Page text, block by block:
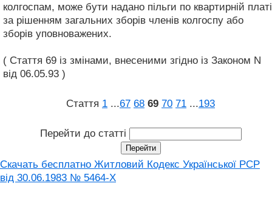
колгоспам, може бути надано пільги по квартирній платі
за рішенням загальних зборів членів колгоспу або
зборів уповноважених.
( Стаття 69 із змінами, внесеними згідно із Законом N
від 06.05.93 )
Стаття 1 ...67 68 69 70 71 ...193
Перейти до статті
Скачать бесплатно Житловий Кодекс Української РСР
від 30.06.1983 № 5464-X